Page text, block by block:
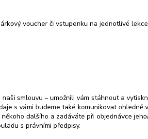
voucher či vstupenku na jednotlivé
smlouvu – umožnili vám stáhnout a
s vámi budeme také komunikovat ohledně
dalšího a zadáváte při objednávce
s právními předpisy.